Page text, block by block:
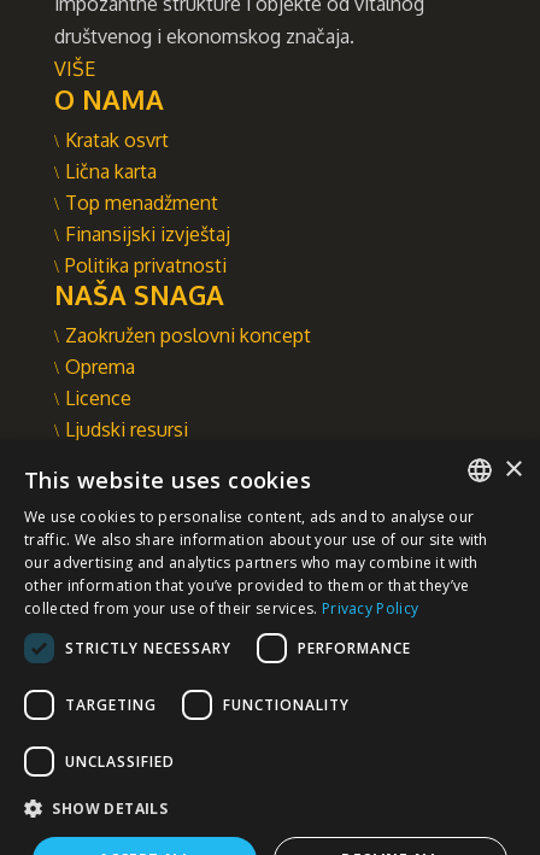
društvenog i ekonomskog značaja.
VIŠE
O NAMA
Kratak osvrt
Lična karta
Top menadžment
Finansijski izvještaj
Politika privatnosti
NAŠA SNAGA
Zaokružen poslovni koncept
Oprema
Licence
Ljudski resursi
INTEGRAL INŽENJERING A.D.
Omladinska 44, 78250 Laktaši
+387 (0)51 337 401
+387 (0)51 337 491
iicbl@integragrupa.com
www.integral.ba
Sadržaj ovog sajta služi za istovremeno informisanje poslovne,
kvalitetu predočenih informacija.
lično odgovorni za vaše izbore, akcije i rezultate – sada i u
SERBIAN
/EN/
×
This website uses cookies
We use cookies to personalise content, ads and to analyse our
traffic. We also share information about your use of our site with
our advertising and analytics partners who may combine it with
other information that you’ve provided to them or that they’ve
collected from your use of their services. Privacy Policy
STRICTLY NECESSARY
PERFORMANCE
TARGETING FUNCTIONALITY
UNCLASSIFIED
SHOW DETAILS